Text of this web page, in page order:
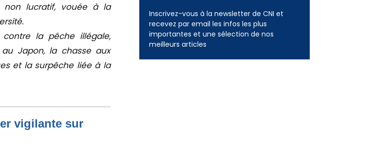
non lucratif, vouée à la
la pêche illégale,
Japon, la chasse aux
et la surpêche liée à la
vigilante sur
Inscrivez-vous à la newsletter de CNI et
recevez par email les infos les plus
importantes et une sélection de nos
meilleurs articles